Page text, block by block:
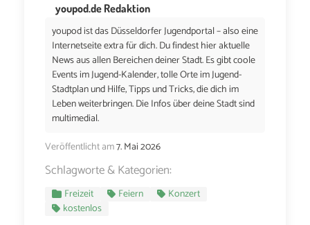
youpod.de Redaktion
youpod ist das Düsseldorfer Jugendportal – also eine
Internetseite extra für dich. Du findest hier aktuelle
News aus allen Bereichen deiner Stadt. Es gibt coole
Events im Jugend-Kalender, tolle Orte im Jugend-
Stadtplan und Hilfe, Tipps und Tricks, die dich im
Leben weiterbringen. Die Infos über deine Stadt sind
multimedial.
Veröffentlicht am7. Mai 2026
Schlagworte & Kategorien:
Freizeit Feiern
Konzert
kostenlos